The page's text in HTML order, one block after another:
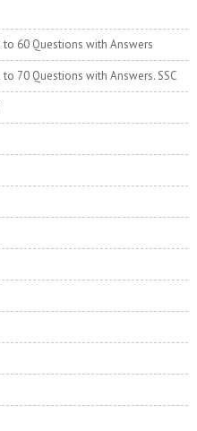
to 60 Questions with Answers
70 Questions with Answers. SSC